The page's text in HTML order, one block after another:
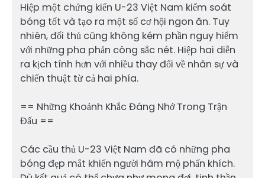
Hiệp một chứng kiến U-23 Việt Nam kiểm soát
bóng tốt và tạo ra một số cơ hội ngon ăn. Tuy
nhiên, đối thủ cũng không kém phần nguy hiểm
với những pha phản công sắc nét. Hiệp hai diễn
ra kịch tính hơn với nhiều thay đổi về nhân sự và
chiến thuật từ cả hai phía.
== Những Khoảnh Khắc Đáng Nhớ Trong Trận
Đấu ==
Các cầu thủ U-23 Việt Nam đã có những pha
bóng đẹp mắt khiến người hâm mộ phấn khích.